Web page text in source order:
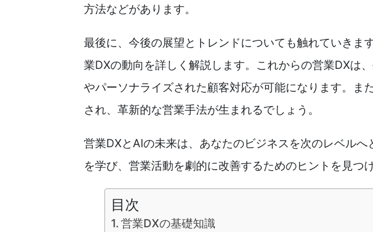
方法などがあります。
最後に、今後の展望とトレンドについても触れていきま
業DXの動向を詳しく解説します。これからの営業DXは
やパーソナライズされた顧客対応が可能になります。
され、革新的な営業手法が生まれるでしょう。
営業DXとAIの未来は、あなたのビジネスを次のレベル
を学び、営業活動を劇的に改善するためのヒントを見つ
目次
営業DXの基礎知識